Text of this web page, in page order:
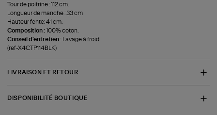
Tour de poitrine : 112 cm.
Longueur de manche : 33 cm
Hauteur fente: 41 cm.
Composition :100% coton.
Conseil d'entretien :
Lavage à froid.
(ref-X4CTP114BLK)
LIVRAISON ET RETOUR
DISPONIBILITÉ BOUTIQUE